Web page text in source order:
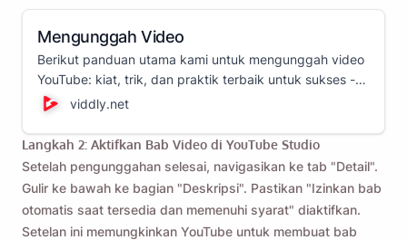
Mengunggah Video
Berikut panduan utama kami untuk mengunggah video
YouTube: kiat, trik, dan praktik terbaik untuk sukses -
semua yang perlu Anda ketahui di satu tempat!
viddly.net
Langkah 2: Aktifkan Bab Video di YouTube Studio
Setelah pengunggahan selesai, navigasikan ke tab "Detail".
Gulir ke bawah ke bagian "Deskripsi". Pastikan "Izinkan bab
otomatis saat tersedia dan memenuhi syarat" diaktifkan.
Setelan ini memungkinkan YouTube untuk membuat bab